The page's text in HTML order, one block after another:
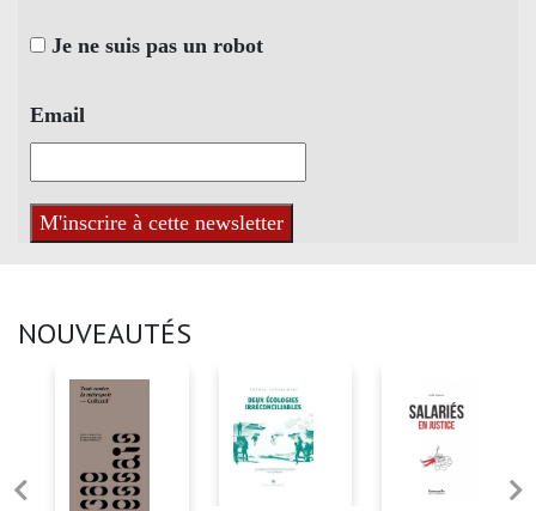
Je ne suis pas un robot
Email
NOUVEAUTÉS